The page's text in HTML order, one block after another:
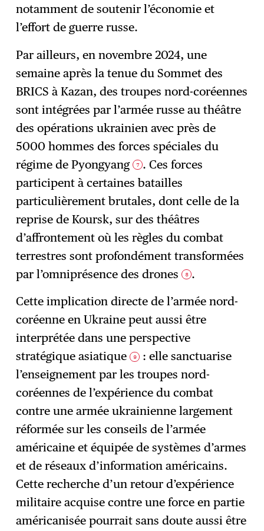
notamment de soutenir l’économie et
l’effort de guerre russe.
Par ailleurs, en novembre 2024, une
semaine après la tenue du Sommet des
BRICS à Kazan, des troupes nord-coréennes
sont intégrées par l’armée russe au théâtre
des opérations ukrainien avec près de
5000 hommes des forces spéciales du
régime de Pyongyang 7 . Ces forces
participent à certaines batailles
particulièrement brutales, dont celle de la
reprise de Koursk, sur des théâtres
d’affrontement où les règles du combat
terrestres sont profondément transformées
par l’omniprésence des drones 8 .
Cette implication directe de l’armée nord-
coréenne en Ukraine peut aussi être
interprétée dans une perspective
stratégique asiatique 9
: elle sanctuarise
l’enseignement par les troupes nord-
coréennes de l’expérience du combat
contre une armée ukrainienne largement
réformée sur les conseils de l’armée
américaine et équipée de systèmes d’armes
et de réseaux d’information américains.
Cette recherche d’un retour d’expérience
militaire acquise contre une force en partie
américanisée pourrait sans doute aussi être